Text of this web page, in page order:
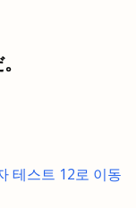
테스트 12로 이동